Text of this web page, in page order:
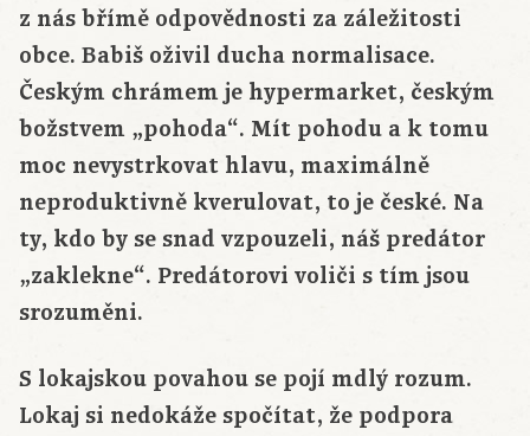
z nás břímě odpovědnosti za záležitosti
obce. Babiš oživil ducha normalisace.
Českým chrámem je hypermarket, českým
božstvem „pohoda“. Mít pohodu a k tomu
moc nevystrkovat hlavu, maximálně
neproduktivně kverulovat, to je české. Na
ty, kdo by se snad vzpouzeli, náš predátor
„zaklekne“. Predátorovi voliči s tím jsou
srozuměni.
S lokajskou povahou se pojí mdlý rozum.
Lokaj si nedokáže spočítat, že podpora